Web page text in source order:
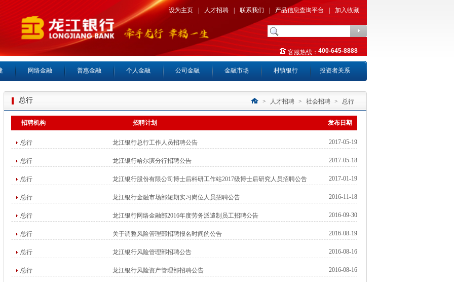
设为主页 人才招聘 联系我们 产品信息查询平台 加入收藏
客服热线：400-645-8888
网络金融 普惠金融 个人金融 公司金融 金融市场 村镇银行 投资者关系
总行 > 人才招聘 > 社会招聘 > 总行
招聘机构 招聘计划 发布日期
总行 龙江银行总行工作人员招聘公告 2017-05-19
总行 龙江银行哈尔滨分行招聘公告 2017-05-18
总行 龙江银行股份有限公司博士后科研工作站2017级博士后研究人员招聘公告 2017-01-19
总行 龙江银行金融市场部短期实习岗位人员招聘公告 2016-11-18
总行 龙江银行网络金融部2016年度劳务派遣制员工招聘公告 2016-09-30
总行 关于调整风险管理部招聘报名时间的公告 2016-08-19
总行 龙江银行风险管理部招聘公告 2016-08-16
总行 龙江银行风险资产管理部招聘公告 2016-08-16